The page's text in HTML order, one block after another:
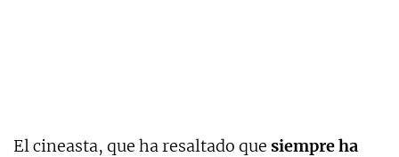
El cineasta, que ha resaltado que siempre ha